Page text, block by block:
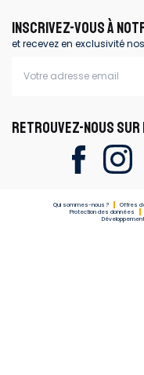
INSCRIVEZ-VOUS À
et recevez en exclusivité
RETROUVEZ-NOUS
Qui sommes-nous ? Offres
Protection des données